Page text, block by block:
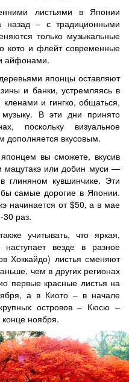
листьями в Японии
назад – с традиционными
только музыкальные
кото и флейт современные
айфонами.
японцы оставляют
и банки, устремляясь в
и гингко, общаться,
В эти дни принято
поскольку визуальное
дополняется вкусовым.
вы сможете, вкусив
мацутакэ или добин муси —
глиняном кувшинчике. Эти
самые дорогие в Японии.
начинается от $50, а в мае
30 раз.
учитывать, что яркая,
везде в разное
Хоккайдо) листья сменяют
чем в других регионах
первые красные листья на
а в Киото – в начале
островов – Кюсю –
ноября.